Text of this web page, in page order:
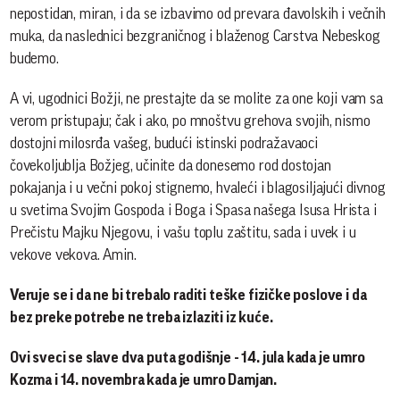
nepostidan, miran, i da se izbavimo od prevara đavolskih i večnih
muka, da naslednici bezgraničnog i blaženog Carstva Nebeskog
budemo.
A vi, ugodnici Božji, ne prestajte da se molite za one koji vam sa
verom pristupaju; čak i ako, po mnoštvu grehova svojih, nismo
dostojni milosrđa vašeg, budući istinski podražavaoci
čovekoljublja Božjeg, učinite da donesemo rod dostojan
pokajanja i u večni pokoj stignemo, hvaleći i blagosiljajući divnog
u svetima Svojim Gospoda i Boga i Spasa našega Isusa Hrista i
Prečistu Majku Njegovu, i vašu toplu zaštitu, sada i uvek i u
vekove vekova. Amin.
Veruje se i da ne bi trebalo raditi teške fizičke poslove i da
bez preke potrebe ne treba izlaziti iz kuće.
Ovi sveci se slave dva puta godišnje - 14. jula kada je umro
Kozma i 14. novembra kada je umro Damjan.